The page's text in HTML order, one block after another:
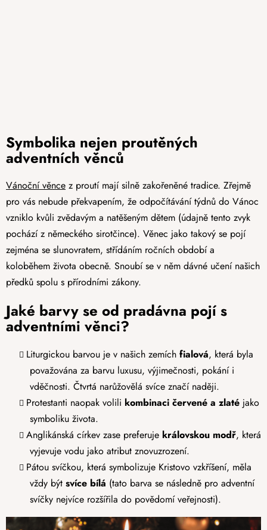
Symbolika nejen proutěných
adventních věnců
Vánoční věnce z proutí mají silně zakořeněné tradice. Zřejmě
pro vás nebude překvapením, že odpočítávání týdnů do Vánoc
vzniklo kvůli zvědavým a natěšeným dětem (údajně tento zvyk
pochází z německého sirotčince). Věnec jako takový se pojí
zejména se slunovratem, střídáním ročních období a
koloběhem života obecně. Snoubí se v něm dávné učení našich
předků spolu s přírodními zákony.
Jaké barvy se od pradávna pojí s
adventními věnci?
Liturgickou barvou je v našich zemích fialová, která byla
považována za barvu luxusu, výjimečnosti, pokání i
vděčnosti. Čtvrtá narůžovělá svíce značí naději.
Protestanti naopak volili kombinaci červené a zlaté jako
symboliku života.
Anglikánská církev zase preferuje královskou modř, která
vyjevuje vodu jako atribut znovuzrození.
Pátou svíčkou, která symbolizuje Kristovo vzkříšení, měla
vždy být svíce bílá (tato barva se následně pro adventní
svíčky nejvíce rozšířila do povědomí veřejnosti).